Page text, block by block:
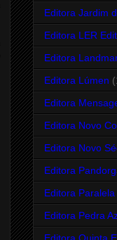
Editora Jardim
Editora LER
Editora
Editora Lúmen
Editora
Editora Novo
Editora Novo
Editora
Editora Paralela
Editora Pedra
Editora Quinta